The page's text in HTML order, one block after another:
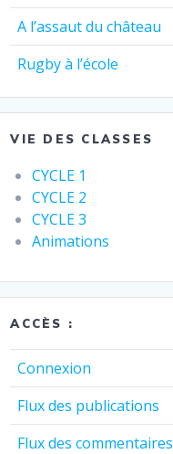
A l’assaut du château
Rugby à l’école
VIE DES CLASSES
CYCLE 1
CYCLE 2
CYCLE 3
Animations
ACCÈS :
Connexion
Flux des publications
Flux des commentaires